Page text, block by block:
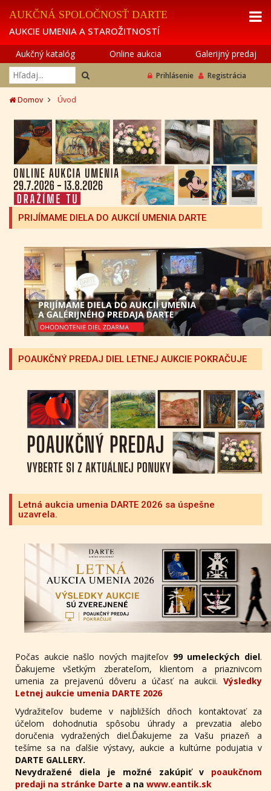
AUKČNÁ SPOLOČNOSŤ DARTE
AUKCIE UMENIA A STAROŽITNOSTÍ
Aukčný katalóg Online aukcia Galerijný predaj
Prihlásenie Registrácia
Domov Úvod
PRIJÍMAME DIELA DO AUKCIÍ UMENIA DARTE
POAUKČNÝ PREDAJ DIEL LETNEJ AUKCIE POKRAČUJE
Letná aukcia umenia DARTE 2026 sa úspešne
uzavrela.
Počas aukcie našlo nových majiteľov 99 umeleckých diel.
Ďakujeme všetkým zberateľom, klientom a priaznivcom
umenia za prejavenú dôveru a účasť na aukcii. Výsledky
Letnej aukcie umenia DARTE 2026
Vydražiteľov budeme v najbližších dňoch kontaktovať za
účelom dohodnutia spôsobu úhrady a prevzatia alebo
doručenia vydražených diel.Ďakujeme za Vašu priazeň a
tešíme sa na ďalšie výstavy, aukcie a kultúrne podujatia v
DARTE GALLERY.
Nevydražené diela je možné zakúpiť v poaukčnom
predaji na stránke Darte a na www.eantik.sk